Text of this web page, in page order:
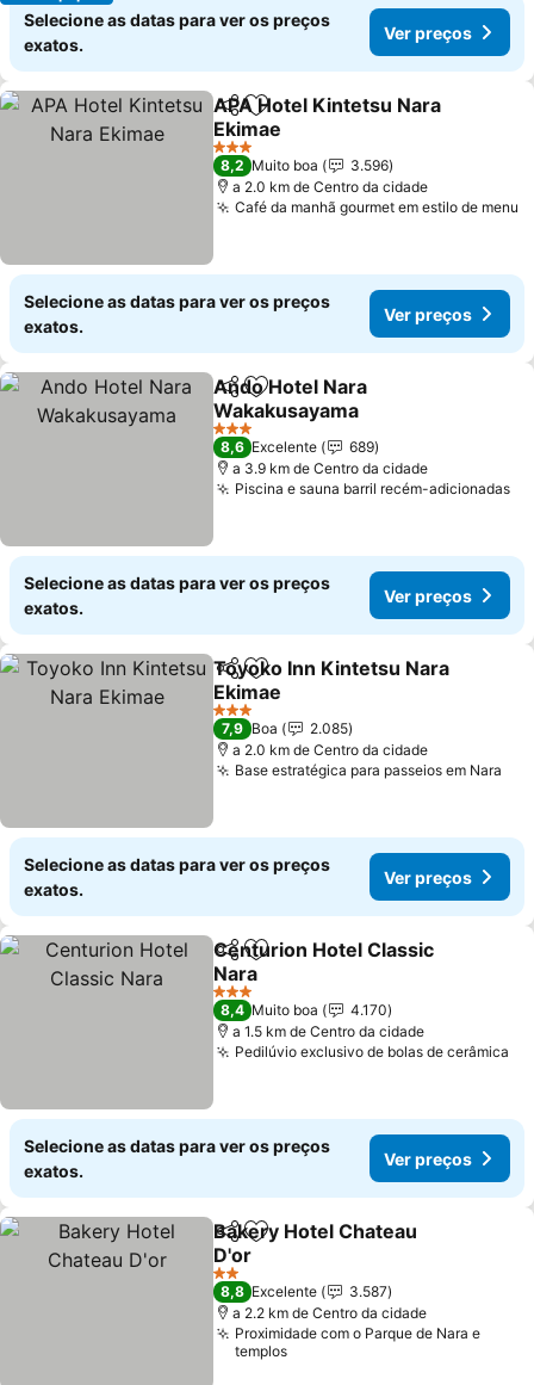
Selecione as datas para ver os preços
exatos.
Ver preços
PartilharAdicionar aos favoritos
APA Hotel Kintetsu Nara
Ekimae
Ver preços
3 Estrelas
8,2 Muito boa
3.596
a 2.0 km de Centro da cidade
Café da manhã gourmet em estilo de menu
Selecione as datas para ver os preços
exatos.
Ver preços
PartilharAdicionar aos favoritos
Ando Hotel Nara
Wakakusayama
Ver preços
3 Estrelas
8,6 Excelente
689
a 3.9 km de Centro da cidade
Piscina e sauna barril recém-adicionadas
Selecione as datas para ver os preços
exatos.
Ver preços
PartilharAdicionar aos favoritos
Toyoko Inn Kintetsu Nara
Ekimae
Ver preços
3 Estrelas
7,9 Boa
2.085
a 2.0 km de Centro da cidade
Base estratégica para passeios em Nara
Selecione as datas para ver os preços
exatos.
Ver preços
PartilharAdicionar aos favoritos
Centurion Hotel Classic
Nara
Ver preços
3 Estrelas
8,4 Muito boa
4.170
a 1.5 km de Centro da cidade
Pedilúvio exclusivo de bolas de cerâmica
Selecione as datas para ver os preços
exatos.
Ver preços
PartilharAdicionar aos favoritos
Bakery Hotel Chateau
D'or
Ver preços
2 Estrelas
8,8 Excelente
3.587
a 2.2 km de Centro da cidade
Proximidade com o Parque de Nara e
templos